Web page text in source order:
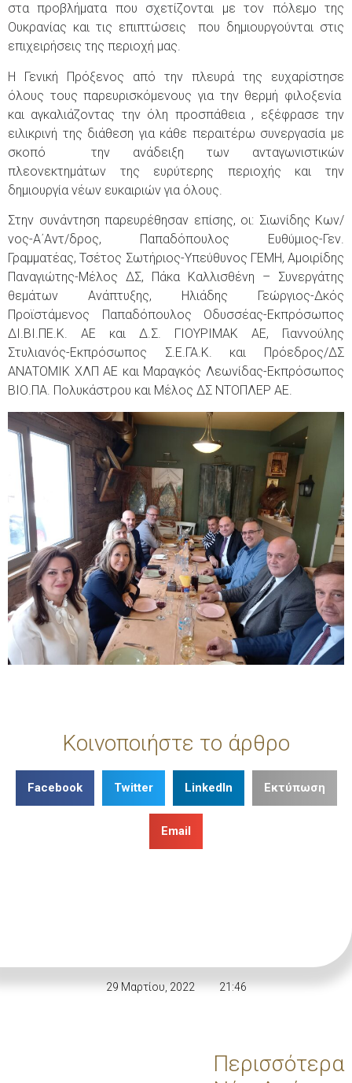
στα προβλήματα που σχετίζονται με τον πόλεμο της
Ουκρανίας και τις επιπτώσεις που δημιουργούνται στις
επιχειρήσεις της περιοχή μας.
Η Γενική Πρόξενος από την πλευρά της ευχαρίστησε
όλους τους παρευρισκόμενους για την θερμή φιλοξενία
και αγκαλιάζοντας την όλη προσπάθεια , εξέφρασε την
ειλικρινή της διάθεση για κάθε περαιτέρω συνεργασία με
σκοπό την ανάδειξη των ανταγωνιστικών
πλεονεκτημάτων της ευρύτερης περιοχής και την
δημιουργία νέων ευκαιριών για όλους.
Στην συνάντηση παρευρέθησαν επίσης, οι: Σιωνίδης Κων/
νος-Α΄Αντ/δρος, Παπαδόπουλος Ευθύμιος-Γεν.
Γραμματέας, Τσέτος Σωτήριος-Υπεύθυνος ΓΕΜΗ, Αμοιρίδης
Παναγιώτης-Μέλος ΔΣ, Πάκα Καλλισθένη – Συνεργάτης
θεμάτων Ανάπτυξης, Ηλιάδης Γεώργιος-Δκός
Προϊστάμενος Παπαδόπουλος Οδυσσέας-Εκπρόσωπος
ΔΙ.ΒΙ.ΠΕ.Κ. ΑΕ και Δ.Σ. ΓΙΟΥΡΙΜΑΚ ΑΕ, Γιαννούλης
Στυλιανός-Εκπρόσωπος Σ.Ε.ΓΑ.Κ. και Πρόεδρος/ΔΣ
ΑΝΑΤΟΜΙΚ ΧΛΠ ΑΕ και Μαραγκός Λεωνίδας-Εκπρόσωπος
ΒΙΟ.ΠΑ. Πολυκάστρου και Μέλος ΔΣ ΝΤΟΠΛΕΡ ΑΕ.
Κοινοποιήστε το άρθρο
Facebook Twitter LinkedIn Εκτύπωση
Email
29 Μαρτίου, 2022 21:46
Περισσότερα